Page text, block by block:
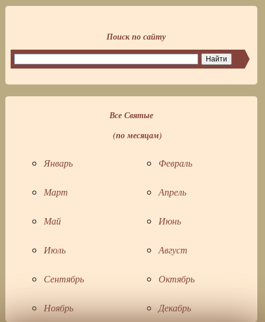
Все Святые
(по месяцам)
Январь Февраль
Март Апрель
Май Июнь
Июль Август
Сентябрь Октябрь
Ноябрь Декабрь
Поиск по сайту